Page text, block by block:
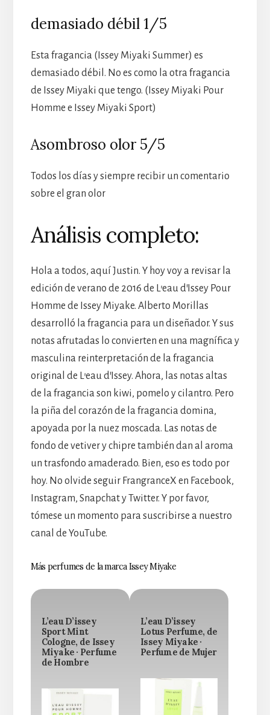
demasiado débil 1/5
Esta fragancia (Issey Miyaki Summer) es
demasiado débil. No es como la otra fragancia
de Issey Miyaki que tengo. (Issey Miyaki Pour
Homme e Issey Miyaki Sport)
Asombroso olor 5/5
Todos los días y siempre recibir un comentario
sobre el gran olor
Análisis completo:
Hola a todos, aquí Justin. Y hoy voy a revisar la
edición de verano de 2016 de L’eau d’Issey Pour
Homme de Issey Miyake. Alberto Morillas
desarrolló la fragancia para un diseñador. Y sus
notas afrutadas lo convierten en una magnífica y
masculina reinterpretación de la fragancia
original de L’eau d’Issey. Ahora, las notas altas
de la fragancia son kiwi, pomelo y cilantro. Pero
la piña del corazón de la fragancia domina,
apoyada por la nuez moscada. Las notas de
fondo de vetiver y chipre también dan al aroma
un trasfondo amaderado. Bien, eso es todo por
hoy. No olvide seguir FrangranceX en Facebook,
Instagram, Snapchat y Twitter. Y por favor,
tómese un momento para suscribirse a nuestro
canal de YouTube.
Más perfumes de la marca Issey Miyake
L’eau D’issey
Sport Mint
Cologne, de Issey
Miyake · Perfume
de Hombre
L’eau D’issey
Lotus Perfume, de
Issey Miyake ·
Perfume de Mujer